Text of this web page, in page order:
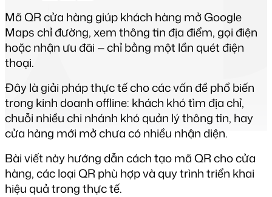
Mã QR cửa hàng giúp khách hàng mở Google
Maps chỉ đường, xem thông tin địa điểm, gọi điện
hoặc nhận ưu đãi — chỉ bằng một lần quét điện
thoại.
Đây là giải pháp thực tế cho các vấn đề phổ biến
trong kinh doanh offline: khách khó tìm địa chỉ,
chuỗi nhiều chi nhánh khó quản lý thông tin, hay
cửa hàng mới mở chưa có nhiều nhận diện.
Bài viết này hướng dẫn cách tạo mã QR cho cửa
hàng, các loại QR phù hợp và quy trình triển khai
hiệu quả trong thực tế.